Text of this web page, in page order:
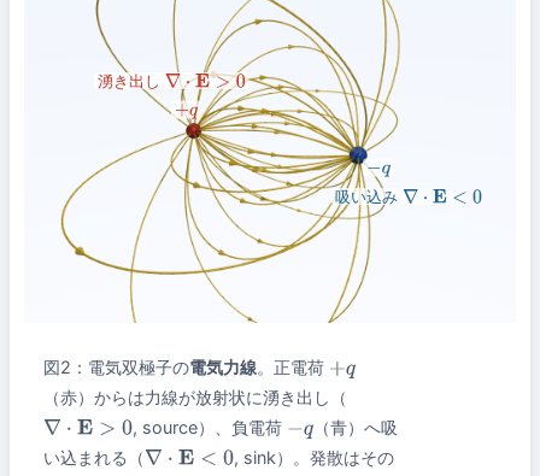
湧き出し∇⋅E>0
+q
−q
吸い込み ∇⋅ E <0
図2：電気双極子の電気力線。正電荷 +q
（赤）からは力線が放射状に湧き出し（
∇⋅ E>0 , source）、負電荷 −q （青）へ吸
い込まれる（ ∇⋅ E<0
, sink）。発散はその